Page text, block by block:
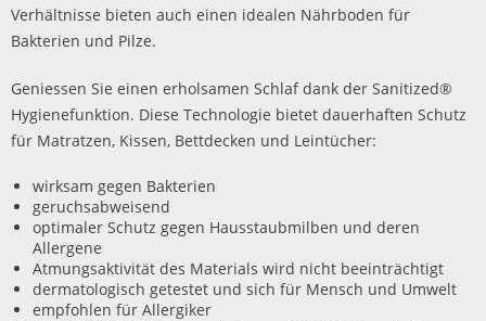
Verhältnisse bieten auch einen idealen Nährboden für
Bakterien und Pilze.
Geniessen Sie einen erholsamen Schlaf dank der Sanitized®
Hygienefunktion. Diese Technologie bietet dauerhaften Schutz
für Matratzen, Kissen, Bettdecken und Leintücher:
wirksam gegen Bakterien
geruchsabweisend
optimaler Schutz gegen Hausstaubmilben und deren
Allergene
Atmungsaktivität des Materials wird nicht beeinträchtigt
dermatologisch getestet und sich für Mensch und Umwelt
empfohlen für Allergiker